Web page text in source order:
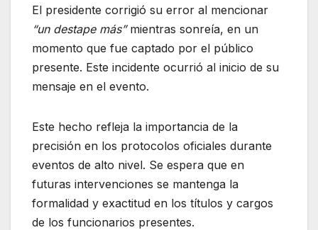
El presidente corrigió su error al mencionar
“un destape más”mientras sonreía, en un
momento que fue captado por el público
presente. Este incidente ocurrió al inicio de su
mensaje en el evento.
Este hecho refleja la importancia de la
precisión en los protocolos oficiales durante
eventos de alto nivel. Se espera que en
futuras intervenciones se mantenga la
formalidad y exactitud en los títulos y cargos
de los funcionarios presentes.